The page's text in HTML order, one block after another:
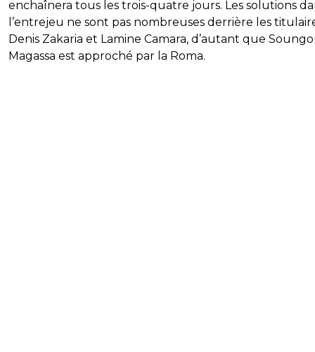
enchaînera tous les trois-quatre jours. Les solutions
l’entrejeu ne sont pas nombreuses derrière les
Denis Zakaria et Lamine Camara, d’autant que
Magassa est approché par la Roma.